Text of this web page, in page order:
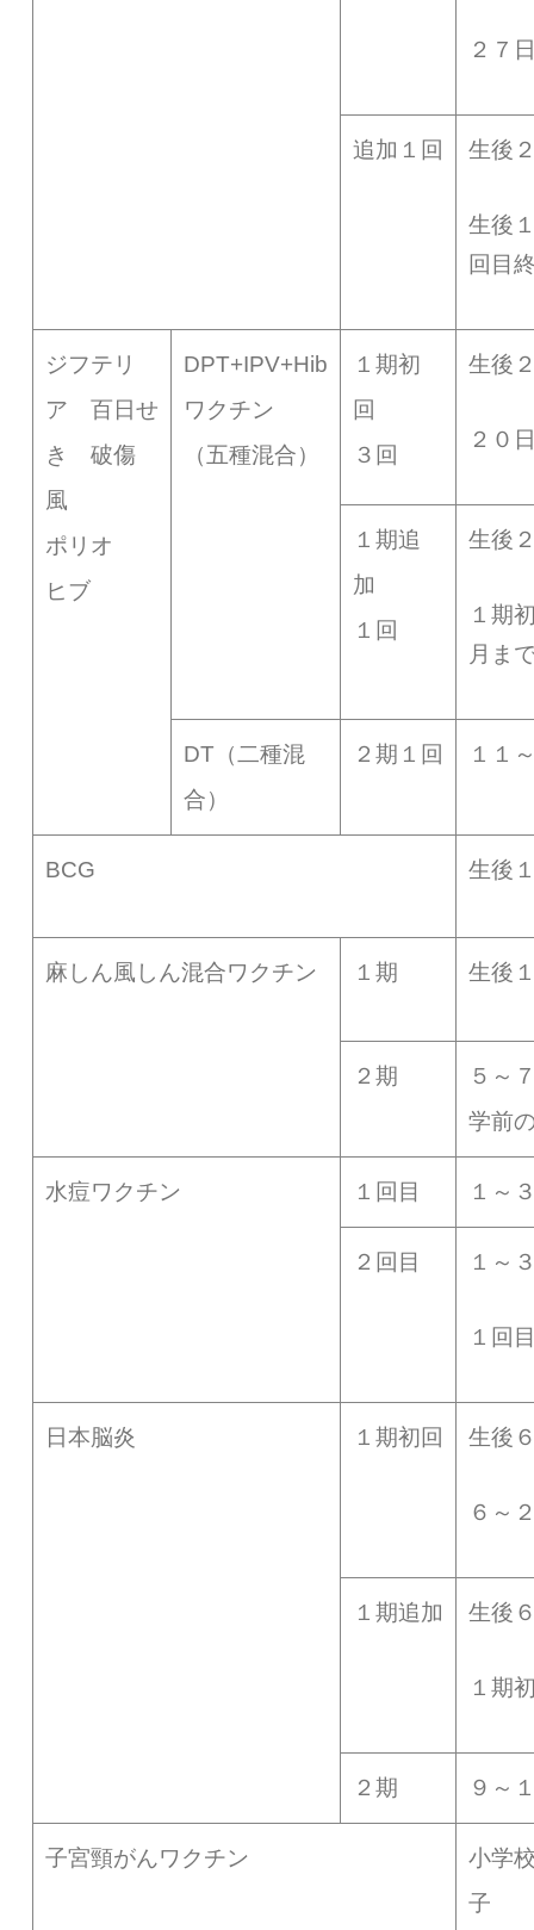
２７
追加１回 生後
生後
回目
ジフテリ
ア 百日せ
き 破傷
風
ポリオ
ヒブ
DPT+IPV+Hib
ワクチン
（五種混合）
１期初
回
３回
生後
２０
１期追
加
１回
生後
１期
月ま
DT（二種混
合）
２期１回 １１
BCG 生後
麻しん風しん混合ワクチン １期 生後
２期
５～
学前
水痘ワクチン １回目 １～
２回目 １～
１回
日本脳炎 １期初回 生後
６～
１期追加 生後
１期
２期 ９～
子宮頸がんワクチン
小学